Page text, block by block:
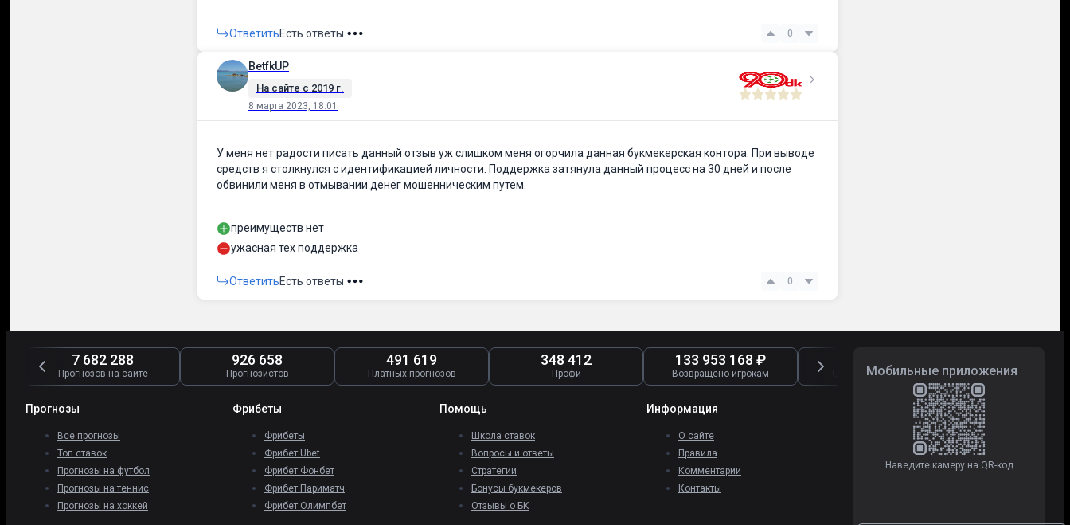
ОтветитьЕсть ответы 0
BetfkUP
На сайте c 2019 г.
8 марта 2023, 18:01
У меня нет радости писать данный отзыв уж слишком меня огорчила данная букмекерская контора. При выводе
средств я столкнулся с идентификацией личности. Поддержка затянула данный процесс на 30 дней и после
обвинили меня в отмывании денег мошенническим путем.
преимуществ нет
ужасная тех поддержка
ОтветитьЕсть ответы 0
Мобильные приложения
Наведите камеру на QR-код
7 682 288
Прогнозов на сайте
926 658
Прогнозистов
491 619
Платных прогнозов
348 412
Профи
133 953 168 ₽
Возвращено игрокам Обработано жалоб Отзывы о
Прогнозы
Все прогнозы
Топ ставок
Прогнозы на футбол
Прогнозы на теннис
Прогнозы на хоккей
Фрибеты
Фрибеты
Фрибет Ubet
Фрибет Фонбет
Фрибет Париматч
Фрибет Олимпбет
Помощь
Школа ставок
Вопросы и ответы
Стратегии
Бонусы букмекеров
Отзывы о БК
Информация
О сайте
Правила
Комментарии
Контакты